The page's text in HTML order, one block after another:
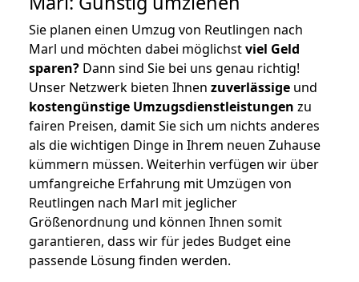
Sie planen einen Umzug von Reutlingen nach
Marl und möchten dabei möglichstviel Geld
sparen? Dann sind Sie bei uns genau richtig!
Unser Netzwerk bieten Ihnen zuverlässige und
kostengünstige Umzugsdienstleistungen zu
fairen Preisen, damit Sie sich um nichts anderes
als die wichtigen Dinge in Ihrem neuen Zuhause
kümmern müssen. Weiterhin verfügen wir über
umfangreiche Erfahrung mit Umzügen von
Reutlingen nach Marl mit jeglicher
Größenordnung und können Ihnen somit
garantieren, dass wir für jedes Budget eine
passende Lösung finden werden.